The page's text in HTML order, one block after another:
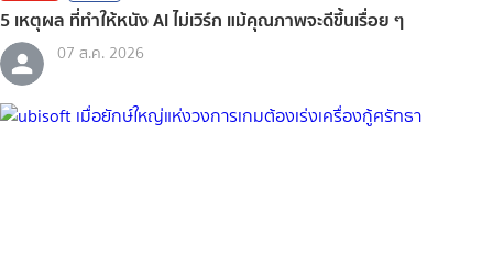
5 เหตุผล ที่ทำให้หนัง AI ไม่เวิร์ก แม้คุณภาพจะดีขึ้นเรื่อย ๆ
07 ส.ค. 2026